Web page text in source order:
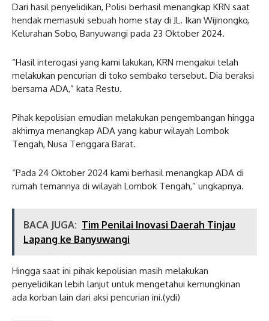
Dari hasil penyelidikan, Polisi berhasil menangkap KRN saat
hendak memasuki sebuah home stay di JL. Ikan Wijinongko,
Kelurahan Sobo, Banyuwangi pada 23 Oktober 2024.
“Hasil interogasi yang kami lakukan, KRN mengakui telah
melakukan pencurian di toko sembako tersebut. Dia beraksi
bersama ADA,” kata Restu.
Pihak kepolisian emudian melakukan pengembangan hingga
akhirnya menangkap ADA yang kabur wilayah Lombok
Tengah, Nusa Tenggara Barat.
“Pada 24 Oktober 2024 kami berhasil menangkap ADA di
rumah temannya di wilayah Lombok Tengah,” ungkapnya.
BACA JUGA: Tim Penilai Inovasi Daerah Tinjau
Lapang ke Banyuwangi
Hingga saat ini pihak kepolisian masih melakukan
penyelidikan lebih lanjut untuk mengetahui kemungkinan
ada korban lain dari aksi pencurian ini.(ydi)